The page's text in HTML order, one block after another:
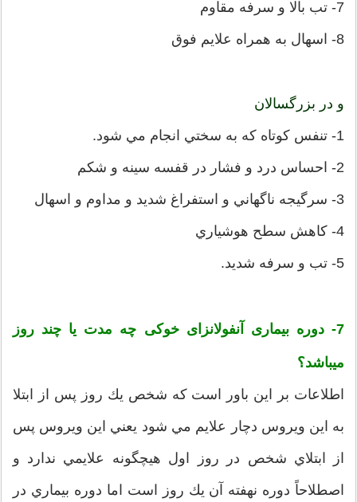
7- تب بالا و سرفه مقاوم
8- اسهال به همراه علايم فوق
و در بزرگسالان
1- تنفس كوتاه كه به سختي انجام مي شود.
2- احساس درد و فشار در قفسه سينه و شكم
3- سرگيجه ناگهاني و استفراغ شديد و مداوم و اسهال
4- كاهش سطح هوشياري
5- تب و سرفه شديد.
7- دوره بیماری آنفولانزای خوکی چه مدت یا چند روز
میباشد؟
اطلاعات بر اين باور است كه شخص يك روز پس از ابتلا
به اين ويروس دچار علايم مي شود يعني اين ويروس پس
از ابتلاي شخص در روز اول هيچگونه علايمي ندارد و
اصطلاحاً دوره نهفته آن يك روز است اما دوره بيماري در